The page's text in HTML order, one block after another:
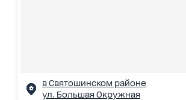
в Святошинском районе
ул. Большая Окружная